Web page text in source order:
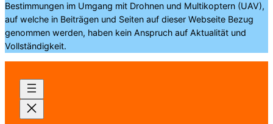
Bestimmungen im Umgang mit Drohnen und Multikoptern (UAV),
auf welche in Beiträgen und Seiten auf dieser Webseite Bezug
genommen werden, haben kein Anspruch auf Aktualität und
Vollständigkeit.